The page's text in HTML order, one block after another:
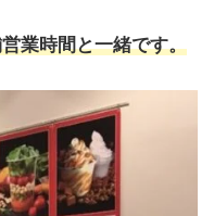
業時間と一緒です。